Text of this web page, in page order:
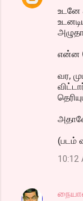
உடனே
என்ன
வர,
(படம்
10:12